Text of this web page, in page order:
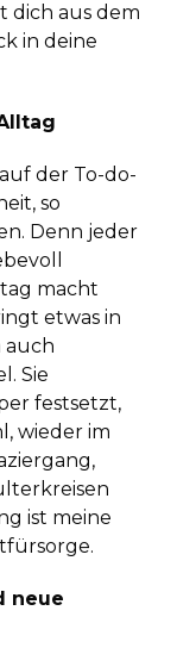
dich aus dem
in deine
der To-do-
so
Denn jeder
macht
etwas in
auch
Sie
festsetzt,
wieder im
ist meine
neue